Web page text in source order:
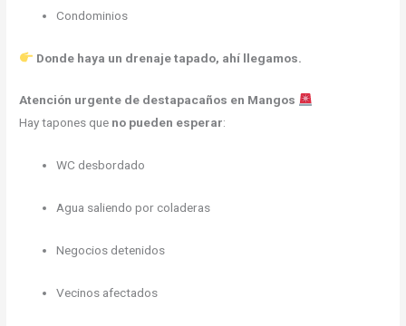
Condominios
Donde haya un drenaje tapado, ahí llegamos.
Atención urgente de destapacaños en Mangos
Hay tapones que no pueden esperar:
WC desbordado
Agua saliendo por coladeras
Negocios detenidos
Vecinos afectados